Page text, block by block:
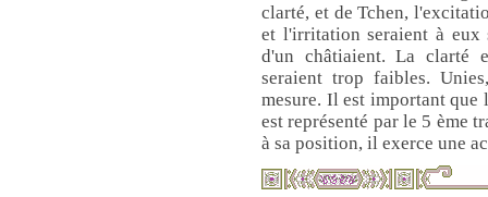
clarté, et de Tchen,
et l'irritation seraient à eux
d'un châtiaient. La clarté
seraient trop faibles.
mesure. Il est important
est représenté par le 5 ème
à sa position, il exerce une